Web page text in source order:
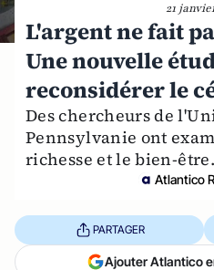
21
L'argent ne fait
Une nouvelle
reconsidérer le
Des chercheurs de
Pennsylvanie ont
richesse et le bien-être.
Atlantico
PARTAGER
Ajouter Atlantico